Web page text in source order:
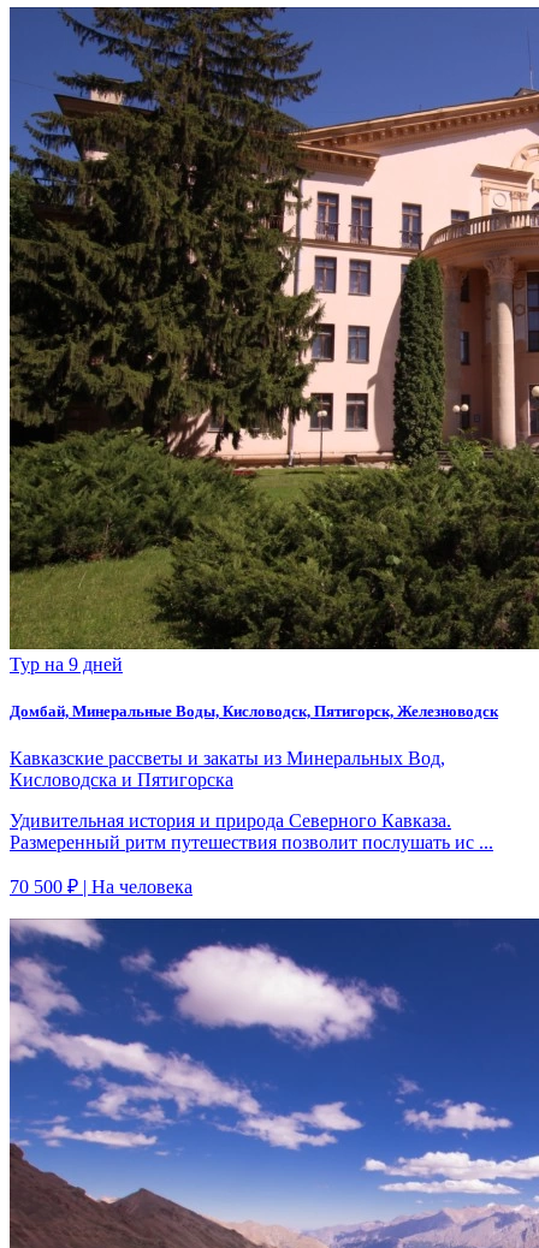
Тур на 9 дней
Домбай, Минеральные Воды, Кисловодск, Пятигорск, Железноводск
Кавказские рассветы и закаты из Минеральных Вод,
Кисловодска и Пятигорска
Удивительная история и природа Северного Кавказа.
Размеренный ритм путешествия позволит послушать ис ...
70 500 ₽ | На человека